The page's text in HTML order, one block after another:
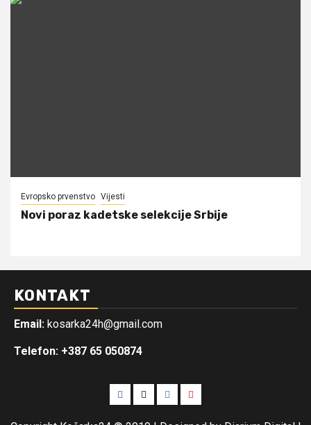
Evropsko prvenstvo Vijesti
Novi poraz kadetske selekcije Srbije
KONTAKT
Email: kosarka24h@gmail.com
Telefon: +387 65 050874
Facebook
TwitterInstagramYoutube